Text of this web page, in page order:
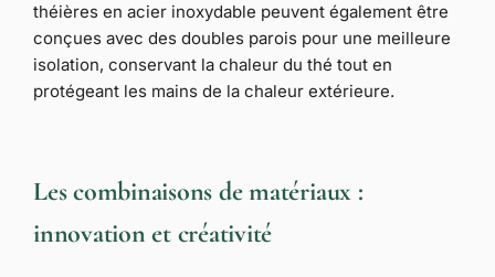
théières en acier inoxydable peuvent également être
conçues avec des doubles parois pour une meilleure
isolation, conservant la chaleur du thé tout en
protégeant les mains de la chaleur extérieure.
Les combinaisons de matériaux :
innovation et créativité